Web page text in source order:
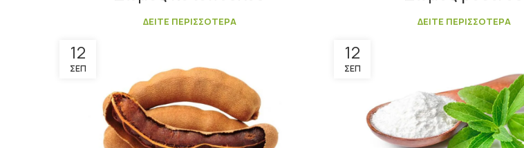
ΔΕΙΤΕ ΠΕΡΙΣΣΟΤΕΡΑ ΔΕΙΤΕ ΠΕΡΙΣΣΟΤΕΡΑ
12
ΣΕΠ
12
ΣΕΠ